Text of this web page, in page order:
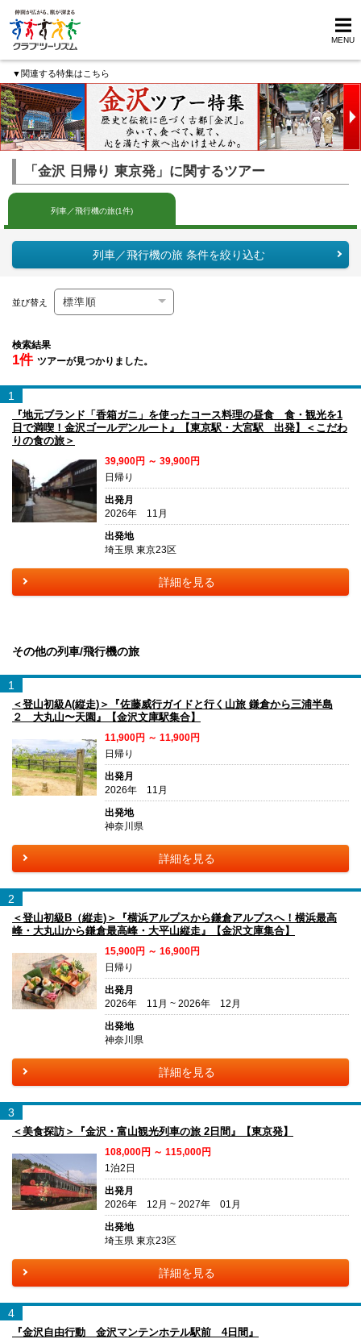
MENU
▼関連する特集はこちら
「金沢 日帰り 東京発」に関するツアー
列車／飛行機の旅(1件)
列車／飛行機の旅 条件を絞り込む
並び替え
検索結果
1件 ツアーが見つかりました。
1
『地元ブランド「香箱ガニ」を使ったコース料理の昼食 食・観光を1
日で満喫！金沢ゴールデンルート』【東京駅・大宮駅 出発】＜こだわ
りの食の旅＞
39,900円 ～ 39,900円
日帰り
出発月
2026年 11月
出発地
埼玉県 東京23区
詳細を見る
その他の列車/飛行機の旅
1
＜登山初級A(縦走)＞『佐藤威行ガイドと行く山旅 鎌倉から三浦半島
２ 大丸山〜天園』【金沢文庫駅集合】
11,900円 ～ 11,900円
日帰り
出発月
2026年 11月
出発地
神奈川県
詳細を見る
2
＜登山初級B（縦走)＞『横浜アルプスから鎌倉アルプスへ！横浜最高
峰・大丸山から鎌倉最高峰・大平山縦走』【金沢文庫集合】
15,900円 ～ 16,900円
日帰り
出発月
2026年 11月 ~ 2026年 12月
出発地
神奈川県
詳細を見る
3
＜美食探訪＞『金沢・富山観光列車の旅 2日間』【東京発】
108,000円 ～ 115,000円
1泊2日
出発月
2026年 12月 ~ 2027年 01月
出発地
埼玉県 東京23区
詳細を見る
4
『金沢自由行動 金沢マンテンホテル駅前 4日間』